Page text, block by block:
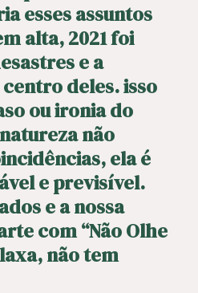
esses assuntos
alta, 2021 foi
e a
deles. isso
ou ironia do
não
ela é
e previsível.
e a nossa
com “Não Olhe
não tem